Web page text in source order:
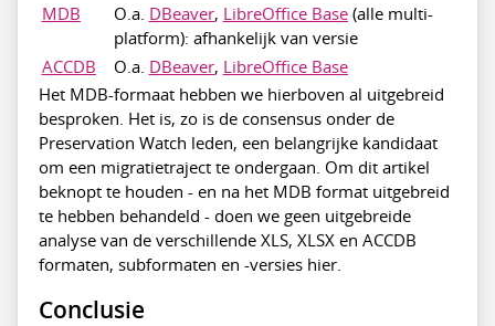
MDB
O.a. DBeaver, LibreOffice Base(alle multi-
platform): afhankelijk van versie
ACCDB
O.a. DBeaver, LibreOffice Base
Het MDB-formaat hebben we hierboven al uitgebreid
besproken. Het is, zo is de consensus onder de
Preservation Watch leden, een belangrijke kandidaat
om een migratietraject te ondergaan. Om dit artikel
beknopt te houden - en na het MDB format uitgebreid
te hebben behandeld - doen we geen uitgebreide
analyse van de verschillende XLS, XLSX en ACCDB
formaten, subformaten en -versies hier.
Conclusie